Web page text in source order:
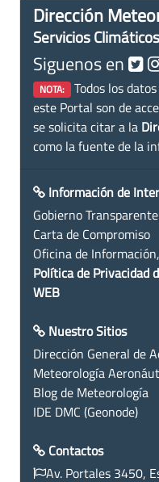
Dirección
Servicios Climáticos
Siguenos en
NOTA: Todos los
este Portal son de
se solicita citar a la
como la fuente de la
Información de
Gobierno Transparente
Carta de Compromiso
Oficina de
Política de Privacidad
WEB
Nuestro Sitios
Dirección General de
Meteorología
Blog de Meteorología
IDE DMC (Geonode)
Contactos
Av. Portales 3450,